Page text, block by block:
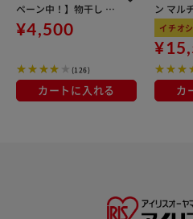
ペーン中！】物干し 室
内用 折りたたみ式 3連
OTM-150R ブラック 一
¥4,500
(126)
カートに入れる
ン マル
り 12点
火対応
ウンメ
イチオシ
カ